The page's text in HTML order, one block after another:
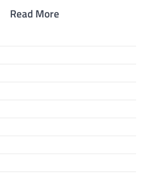
Read More